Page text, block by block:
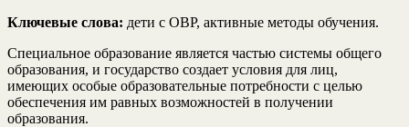
Ключевые слова: дети с ОВР, активные методы обучения.
Специальное образование является частью системы общего
образования, и государство создает условия для лиц,
имеющих особые образовательные потребности с целью
обеспечения им равных возможностей в получении
образования.